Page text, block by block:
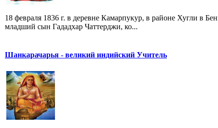
18 февраля 1836 г. в деревне Камарпукур, в районе Хугли в
младший сын Гададхар Чаттерджи, ко...
Шанкарачарья - великий индийский Учитель